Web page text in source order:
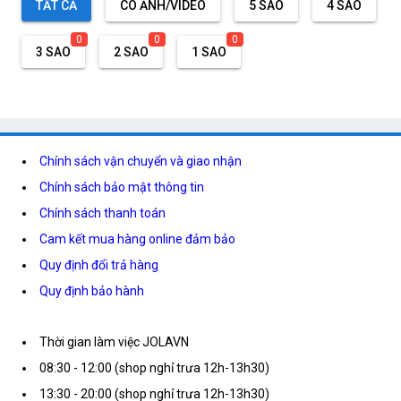
TẤT CẢ CÓ ẢNH/VIDEO 5 SAO 4 SAO
3 SAO
0
2 SAO
0
1 SAO
0
Chính sách vận chuyển và giao nhận
Chính sách bảo mật thông tin
Chính sách thanh toán
Cam kết mua hàng online đảm bảo
Quy định đổi trả hàng
Quy định bảo hành
Thời gian làm việc JOLAVN
08:30 - 12:00 (shop nghỉ trưa 12h-13h30)
13:30 - 20:00 (shop nghỉ trưa 12h-13h30)